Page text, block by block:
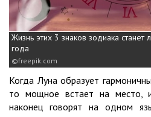
Жизнь этих 3 знаков зодиака
года
freepik.com
Когда Луна образует
то мощное встает на место,
наконец говорят на одном